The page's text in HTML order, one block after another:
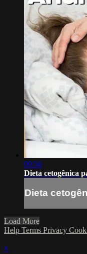
09:56
Dieta cetogênica
Dieta
Load More
Help Terms Privacy
×